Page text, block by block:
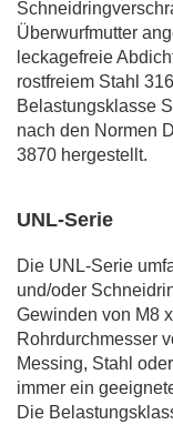
Überwurfmutter
leckagefreie
rostfreiem Stahl
Belastungsklasse
nach den Normen
3870 hergestellt.
UNL-Serie
Die UNL-Serie
und/oder
Gewinden von M8
Rohrdurchmesser
Messing, Stahl
immer ein
Die